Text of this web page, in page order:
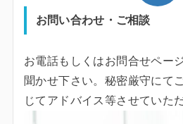
お問い合わせ・ご相談
お電話もしくはお問合せペー
聞かせ下さい。秘密厳守にて
じてアドバイス等させていた